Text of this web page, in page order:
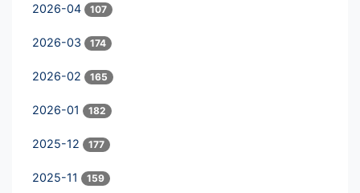
2026-04 107
2026-03 174
2026-02 165
2026-01 182
2025-12 177
2025-11 159